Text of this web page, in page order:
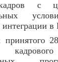
с
интеграции